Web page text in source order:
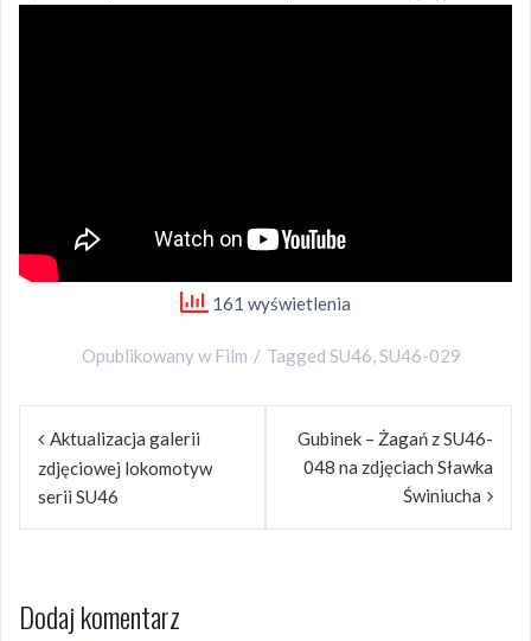
161 wyświetlenia
Opublikowany w Film Tagged SU46,SU46-029
Nawigacja
wpisu
Aktualizacja galerii
zdjęciowej lokomotyw
serii SU46
Gubinek – Żagań z SU46-
048 na zdjęciach Sławka
Świniucha
Dodaj komentarz